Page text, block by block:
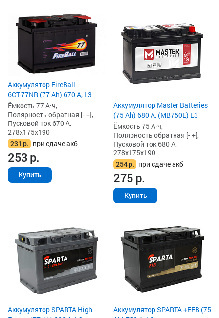
Аккумулятор FireBall
6СТ-77NR (77 Ah) 670 А, L3
Ёмкость 77 А·ч,
Полярность обратная [- +],
Пусковой ток 670 А,
278x175x190
231 р. при сдаче акб
253р.
Купить
Аккумулятор Master Batteries
(75 Ah) 680 А, (MB750E) L3
Ёмкость 75 А·ч,
Полярность обратная [- +],
Пусковой ток 680 А,
278x175x190
254р. при сдаче акб
275р.
Купить
Аккумулятор SPARTA High
Аккумулятор SPARTA +EFB (75